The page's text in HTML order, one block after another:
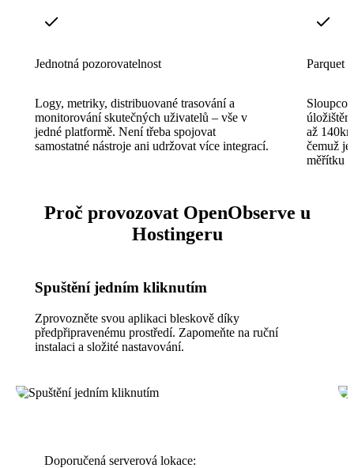
Jednotná pozorovatelnost
Logy, metriky, distribuované trasování a
monitorování skutečných uživatelů – vše v
jedné platformě. Není třeba spojovat
samostatné nástroje ani udržovat více integrací.
Parquet
až
čemuž
měřítku
Proč provozovat OpenObserve u
Hostingeru
Spuštění jedním kliknutím
Zprovozněte svou aplikaci bleskově díky
předpřipravenému prostředí. Zapomeňte na ruční
instalaci a složité nastavování.
Doporučená serverová lokace: